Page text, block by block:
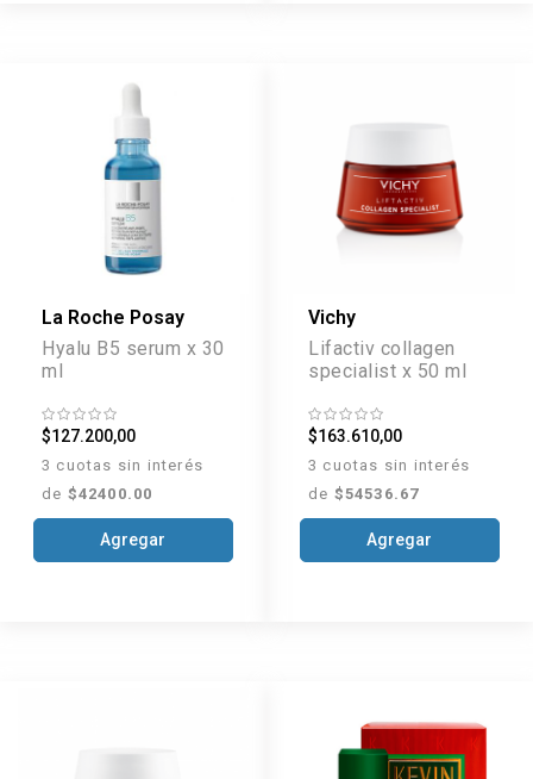
La Roche Posay
Hyalu B5 serum x 30
ml
$127.200,00
3 cuotas sin interés
de $42400.00
Agregar
Vichy
Lifactiv collagen
specialist x 50 ml
$163.610,00
3 cuotas sin interés
de $54536.67
Agregar